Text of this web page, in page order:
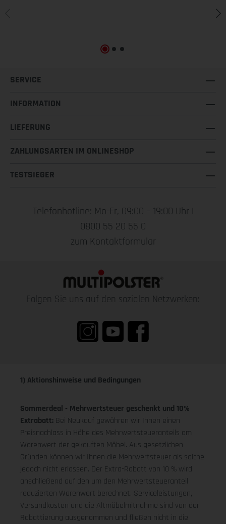
SERVICE
INFORMATION
LIEFERUNG
ZAHLUNGSARTEN IM ONLINESHOP
TESTSIEGER
Telefonhotline: Mo-Fr, 09:00 – 19:00 Uhr |
0800 55 20 55 0
zum Kontaktformular
Folgen Sie uns auf den sozialen Netzwerken:
1) Aktionshinweise und Bedingungen
Sommerdeal - Mehrwertsteuer geschenkt und 10%
Extrabatt: Bei Neukauf gewähren wir Ihnen einen
Preisnachlass in Höhe des Mehrwertsteueranteils am
Warenwert der gekauften Möbel. Aus gesetzlichen
Gründen können wir Ihnen die Mehrwertsteuer als solche
jedoch nicht erlassen. Der Extra-Rabatt von 10 % wird
anschließend auf den um den Mehrwertsteueranteil
reduzierten Warenwert berechnet. Serviceleistungen,
Versandkosten und die Altmöbelmitnahme sind von der
Rabattierung ausgenommen und fließen nicht in die